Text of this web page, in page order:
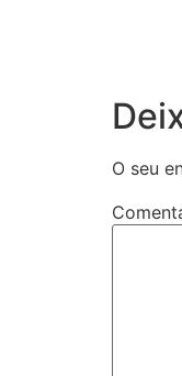
O seu